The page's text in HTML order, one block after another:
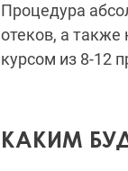
Процедура
отеков, а также
курсом из 8-12
КАКИМ